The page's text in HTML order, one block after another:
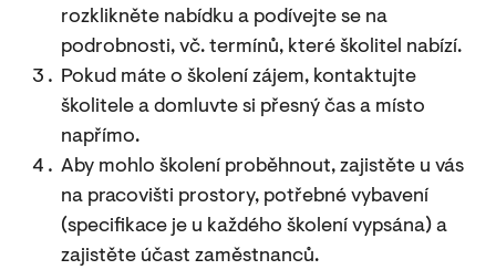
rozklikněte nabídku a podívejte se na
podrobnosti, vč. termínů, které školitel nabízí.
Pokud máte o školení zájem, kontaktujte
školitele a domluvte si přesný čas a místo
napřímo.
Aby mohlo školení proběhnout, zajistěte u vás
na pracovišti prostory, potřebné vybavení
(specifikace je u každého školení vypsána) a
zajistěte účast zaměstnanců.